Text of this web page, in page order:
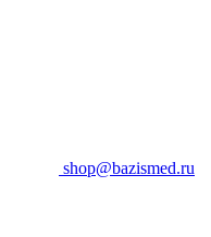
shop@bazismed.ru